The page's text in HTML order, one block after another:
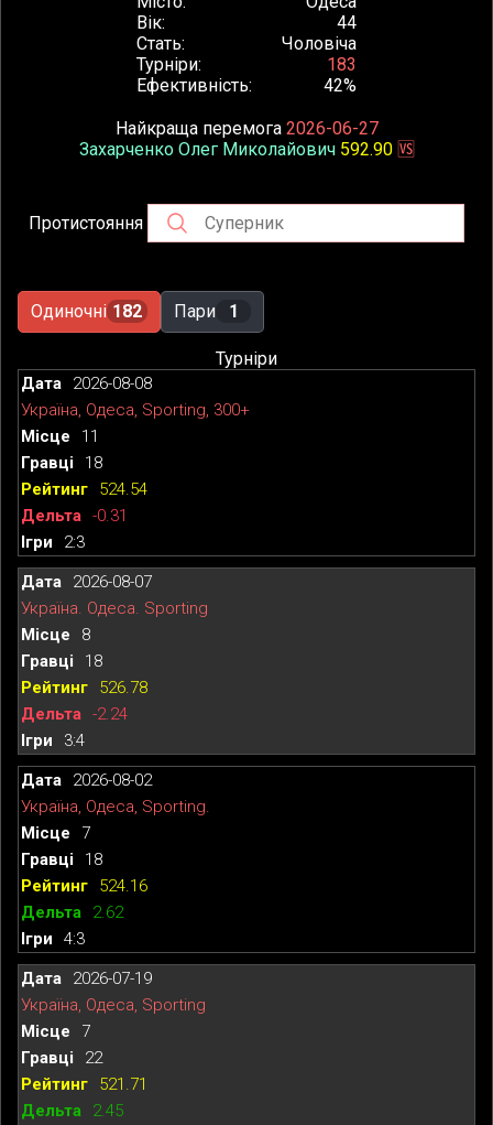
Вік
44
Стать
Чоловіча
Турніри
183
Ефективність
42%
Найкраща перемога 2026-06-27
Захарченко Олег Миколайович 592.90 🆚
Протистояння
Одиночні 182 Пари 1
Турніри
2026-08-08
Україна, Одеса, Sporting, 300+
11
18
524.54
-0.31
2:3
2026-08-07
Україна. Одеса. Sporting
8
18
526.78
-2.24
3:4
2026-08-02
Україна, Одеса, Sporting.
7
18
524.16
2.62
4:3
2026-07-19
Україна, Одеса, Sporting
7
22
521.71
2.45